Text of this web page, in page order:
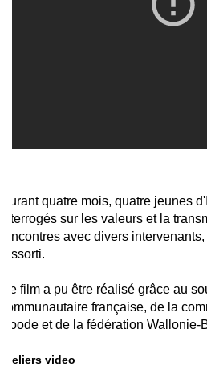
Durant quatre mois, quatre jeunes
interrogés sur les valeurs et la
rencontres avec divers
ressorti.
Ce film a pu être réalisé grâce au
communautaire française, de la
Noode et de la fédération Wallonie-
Ateliers video